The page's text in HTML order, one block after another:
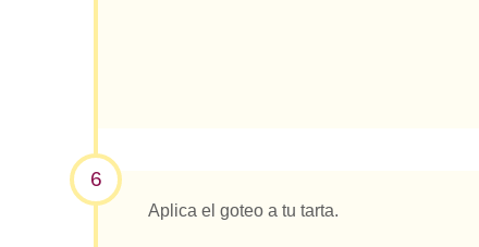
6
Aplica el goteo a tu tarta.